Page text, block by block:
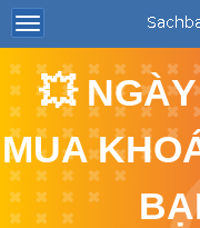
💥
MUA